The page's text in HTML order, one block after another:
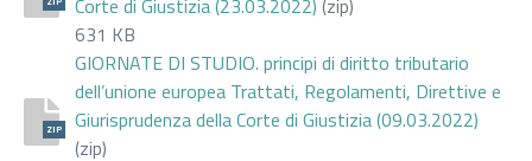
631 KB
ZIP
GIORNATE DI STUDIO. principi di diritto tributario
dell’unione europea Trattati, Regolamenti, Direttive e
Giurisprudenza della Corte di Giustizia (09.03.2022)
(zip)